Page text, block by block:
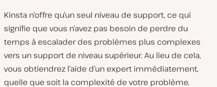
Kinsta n’offre qu’un seul niveau de support, ce qui
signifie que vous n’avez pas besoin de perdre du
temps à escalader des problèmes plus complexes
vers un support de niveau supérieur. Au lieu de cela,
vous obtiendrez l’aide d’un expert immédiatement,
quelle que soit la complexité de votre problème.